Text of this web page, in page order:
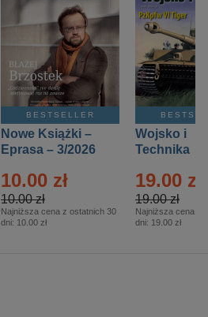
BESTSELLER
Nowe Książki –
Eprasa – 3/2026
10.00 zł
10.00 zł
Najniższa cena z ostatnich 30
dni: 10.00 zł
Wojsko i
Technika
– 2/2026
19.00 zł
19.00 zł
Najniższa cena z
dni: 19.00 zł